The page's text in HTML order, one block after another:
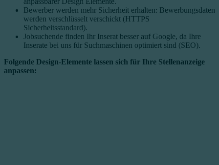
Bewerber werden mehr Sicherheit erhalten: Bewerbungsdaten
werden verschlüsselt verschickt (HTTPS
Sicherheitsstandard).
Jobsuchende finden Ihr Inserat besser auf Google, da Ihre
Inserate bei uns für Suchmaschinen optimiert sind (SEO).
Folgende Design-Elemente lassen sich für Ihre Stellenanzeige
anpassen: